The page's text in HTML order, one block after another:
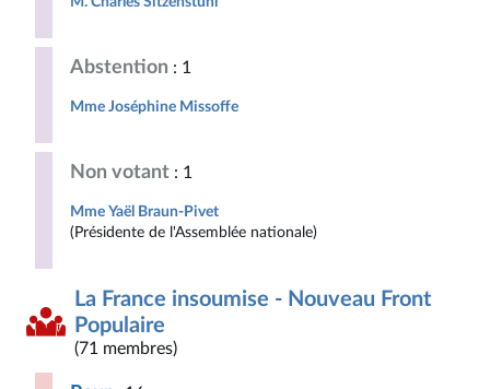
Abstention : 1
Mme Joséphine Missoffe
Non votant : 1
Mme Yaël Braun-Pivet
(Présidente de l'Assemblée nationale)
La France insoumise - Nouveau Front
Populaire
(71 membres)